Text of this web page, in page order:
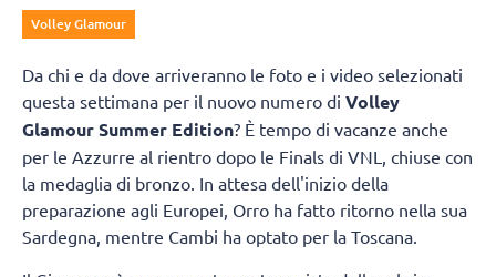
Volley Glamour
Da chi e da dove arriveranno le foto e i video selezionati
questa settimana per il nuovo numero di Volley
Glamour Summer Edition? È tempo di vacanze anche
per le Azzurre al rientro dopo le Finals di VNL, chiuse con
la medaglia di bronzo. In attesa dell'inizio della
preparazione agli Europei, Orro ha fatto ritorno nella sua
Sardegna, mentre Cambi ha optato per la Toscana.